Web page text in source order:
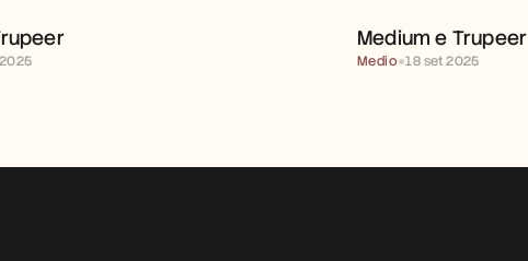
Medium e Trupeer
Medio●18 set 2025